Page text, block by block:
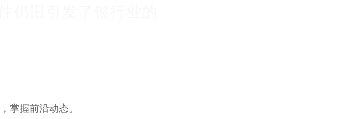
层浪，海外金融业利
出现如此大比例的工
掌握前沿动态。